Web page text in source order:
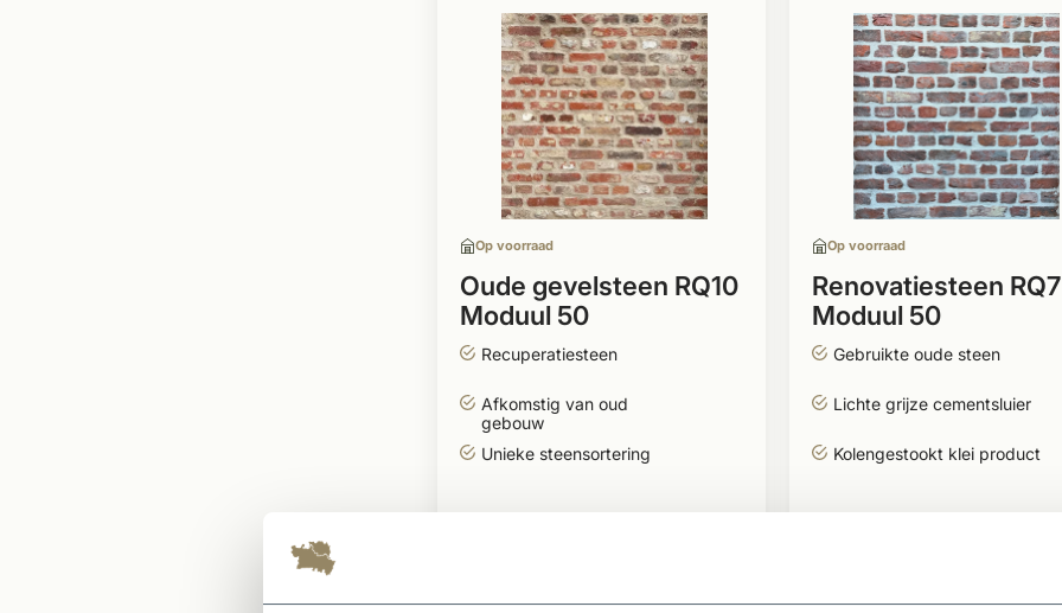
Op voorraad
Oude gevelsteen RQ10
Moduul 50
Recuperatiesteen
Afkomstig van oud
gebouw
Unieke steensortering
Op voorraad
Renovatiesteen RQ7
Moduul 50
Gebruikte oude steen
Lichte grijze cementsluier
Kolengestookt klei product